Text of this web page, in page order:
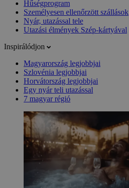
Hűségprogram
Személyesen ellenőrzött szállások
Nyár, utazással tele
Utazási élmények Szép-kártyával
Inspirálódjon
Magyarország legjobbjai
Szlovénia legjobbjai
Horvátország legjobbjai
Egy nyár teli utazással
7 magyar régió